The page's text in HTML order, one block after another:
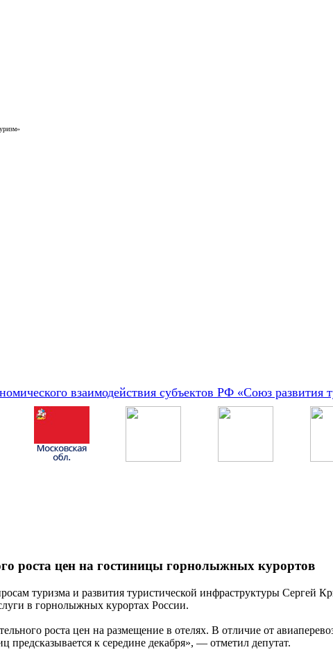
взаимодействия субъектов РФ «Союз развития
роста цен на гостиницы горнолыжных курортов
туризма и развития туристической инфраструктуры Сергей
в горнолыжных курортах России.
роста цен на размещение в отелях. В отличие от
предсказывается к середине декабря», — отметил депутат.